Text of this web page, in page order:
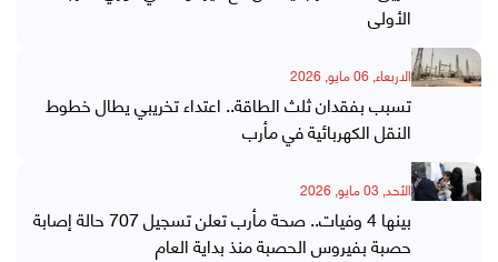
الأولى
الاربعاء, 06 مايو, 2026
تسبب بفقدان ثلث الطاقة.. اعتداء تخريبي يطال خطوط
النقل الكهربائية في مأرب
الأحد, 03 مايو, 2026
بينها 4 وفيات.. صحة مأرب تعلن تسجيل 707 حالة إصابة
حصبة بفيروس الحصبة منذ بداية العام